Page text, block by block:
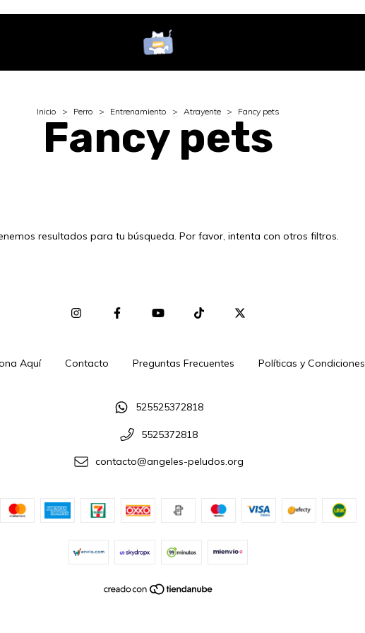
Inicio > Perro > Entrenamiento > Atrayente > Fancy pets
Fancy pets
resultados para tu búsqueda. Por favor, intenta con otros filtros.
Aquí Contacto Preguntas Frecuentes Políticas y Condiciones
525525372818
5525372818
contacto@angeles-peludos.org